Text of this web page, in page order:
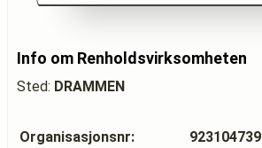
Info om Renholdsvirksomheten
Sted: DRAMMEN
Organisasjonsnr:
923104739